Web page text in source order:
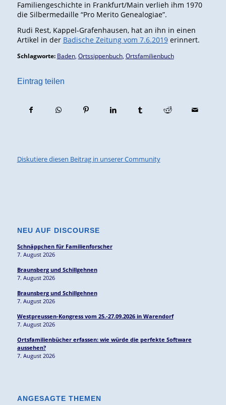
Familiengeschichte in Frankfurt/Main verlieh ihm 1970
die Silbermedaille “Pro Merito Genealogiae”.
Rudi Rest, Kappel-Grafenhausen, hat an ihn in einen
Artikel in der Badische Zeitung vom 7.6.2019erinnert.
Schlagworte: Baden, Ortssippenbuch, Ortsfamilienbuch
Eintrag teilen
Diskutiere diesen Beitrag in unserer Community
NEU AUF DISCOURSE
Schnäppchen für Familienforscher
7. August 2026
Braunsberg und Schillgehnen
7. August 2026
Braunsberg und Schillgehnen
7. August 2026
Westpreussen-Kongress vom 25.-27.09.2026 in Warendorf
7. August 2026
Ortsfamilienbücher erfassen: wie würde die perfekte Software
aussehen?
7. August 2026
ANGESAGTE THEMEN